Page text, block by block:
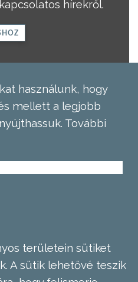
hírekről.
használunk, hogy
mellett a legjobb
További
területein sütiket
A sütik lehetővé teszik